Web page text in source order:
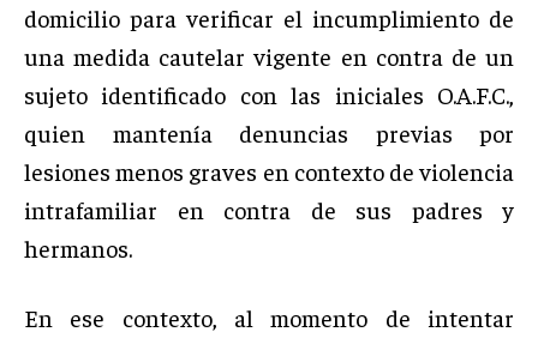
domicilio para verificar el incumplimiento de
una medida cautelar vigente en contra de un
sujeto identificado con las iniciales O.A.F.C.,
quien mantenía denuncias previas por
lesiones menos graves en contexto de violencia
intrafamiliar en contra de sus padres y
hermanos.
En ese contexto, al momento de intentar